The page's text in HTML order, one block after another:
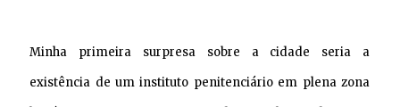
Minha primeira surpresa sobre a cidade seria a
existência de um instituto penitenciário em plena zona